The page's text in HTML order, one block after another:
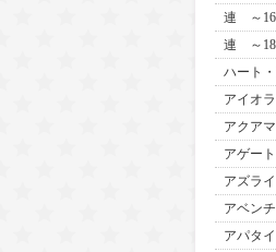
連 ～
連 ～
ハート
アイオ
アクア
アゲート
アズライ
アベン
アパタイ